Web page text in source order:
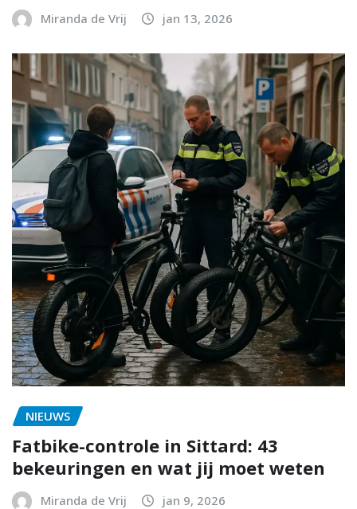
Miranda de Vrij jan 13, 2026
NIEUWS
Fatbike-controle in Sittard: 43
bekeuringen en wat jij moet weten
Miranda de Vrij jan 9, 2026